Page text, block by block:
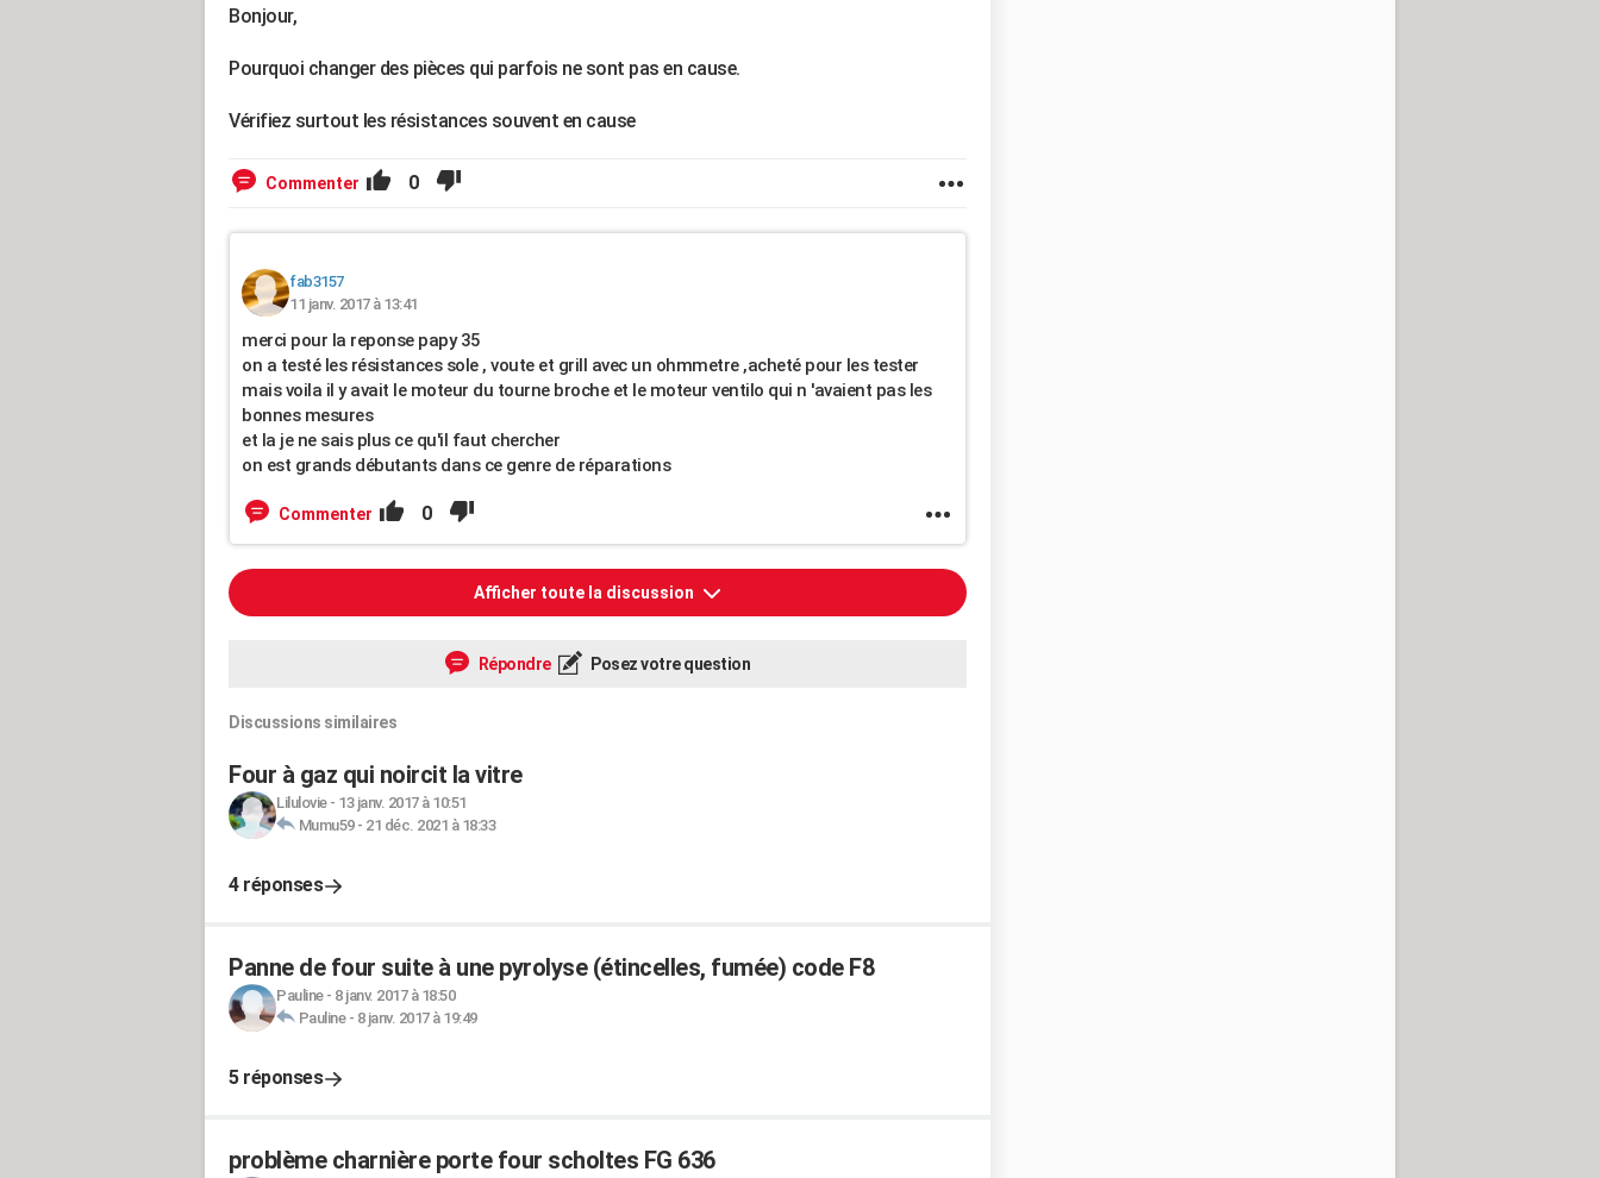
Bonjour,
Pourquoi changer des pièces qui parfois ne sont pas en cause.
Vérifiez surtout les résistances souvent en cause
Commenter 0
fab3157
11 janv. 2017 à 13:41
merci pour la reponse papy 35
on a testé les résistances sole , voute et grill avec un ohmmetre ,acheté pour les tester
mais voila il y avait le moteur du tourne broche et le moteur ventilo qui n 'avaient pas les
bonnes mesures
et la je ne sais plus ce qu'il faut chercher
on est grands débutants dans ce genre de réparations
Commenter 0
Afficher toute la discussion
Répondre Posez votre question
Discussions similaires
Four à gaz qui noircit la vitre
Lilulovie- 13 janv. 2017 à 10:51
Mumu59- 21 déc. 2021 à 18:33
4 réponses
Panne de four suite à une pyrolyse (étincelles, fumée) code F8
Pauline- 8 janv. 2017 à 18:50
Pauline- 8 janv. 2017 à 19:49
5 réponses
problème charnière porte four scholtes FG 636